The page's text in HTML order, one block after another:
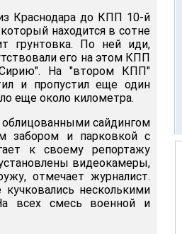
Краснодара до КПП 10-й
находится в сотне
грунтовка. По ней иди,
его на этом КПП
На "втором КПП"
и пропустил еще один
еще около километра.
сайдингом
забором и парковкой с
к своему репортажу
видеокамеры,
отмечает журналист.
несколькими
всех смесь военной и